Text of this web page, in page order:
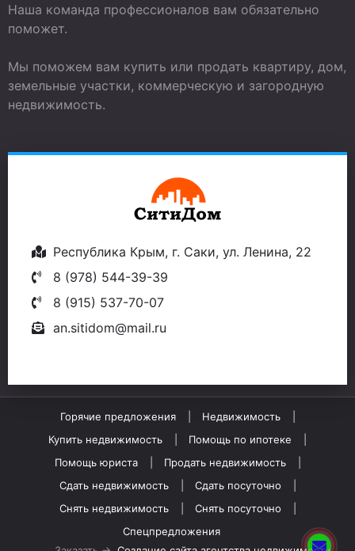
Наша команда профессионалов вам обязательно
поможет.
Мы поможем вам купить или продать квартиру, дом,
земельные участки, коммерческую и загородную
недвижимость.
Республика Крым, г. Саки, ул. Ленина, 22
8 (978) 544-39-39
8 (915) 537-70-07
an.sitidom@mail.ru
Горячие предложения
Недвижимость
Купить недвижимость
Помощь по ипотеке
Помощь юриста
Продать недвижимость
Сдать недвижимость
Сдать посуточно
Снять недвижимость
Снять посуточно
Спецпредложения